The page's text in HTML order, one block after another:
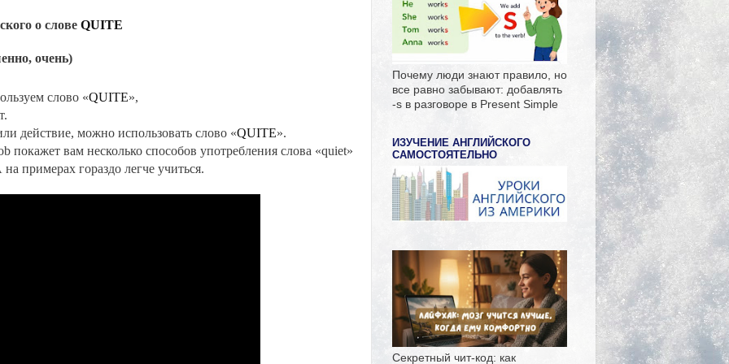
о слове QUITE
очень)
слово «QUITE»,
действие, можно использовать слово «QUITE».
покажет вам несколько способов употребления слова «quiet»
примерах гораздо легче учиться.
Почему люди знают правило, но
все равно забывают: добавлять
-s в разговоре в Present Simple
ИЗУЧЕНИЕ АНГЛИЙСКОГО
САМОСТОЯТЕЛЬНО
Секретный чит-код: как